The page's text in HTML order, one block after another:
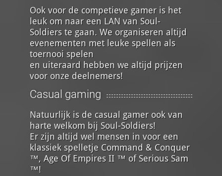
Ook voor de competieve gamer is het
leuk om naar een LAN van Soul-
Soldiers te gaan. We organiseren altijd
evenementen met leuke spellen als
toernooi spelen
en uiteraard hebben we altijd prijzen
voor onze deelnemers!
Casual gaming
Natuurlijk is de casual gamer ook van
harte welkom bij Soul-Soldiers!
Er zijn altijd wel mensen in voor een
klassiek spelletje Command & Conquer
™, Age Of Empires II ™ of Serious Sam
™!